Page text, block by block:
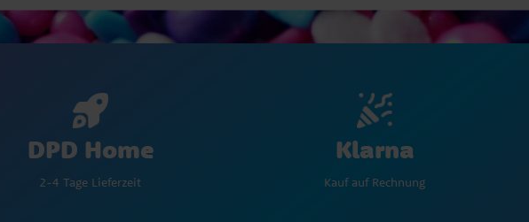
DPD Home
2-4 Tage Lieferzeit
Klarna
Kauf auf Rechnung